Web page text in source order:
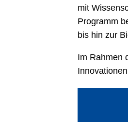
mit
Programm
bis hin zur
Im Rahmen